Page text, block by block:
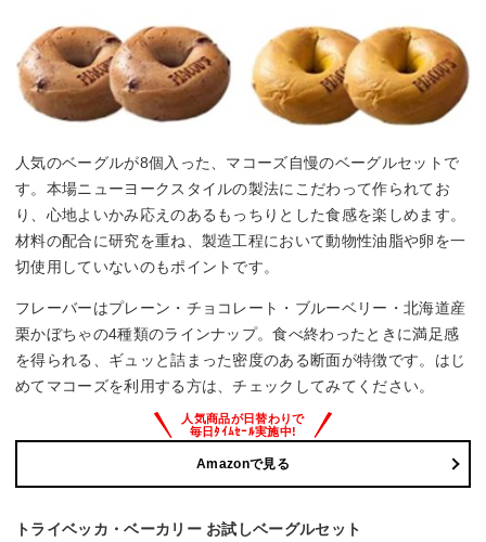
人気のベーグルが8個入った、マコーズ自慢のベーグルセットで
す。本場ニューヨークスタイルの製法にこだわって作られてお
り、心地よいかみ応えのあるもっちりとした食感を楽しめます。
材料の配合に研究を重ね、製造工程において動物性油脂や卵を一
切使用していないのもポイントです。
フレーバーはプレーン・チョコレート・ブルーベリー・北海道産
栗かぼちゃの4種類のラインナップ。食べ終わったときに満足感
を得られる、ギュッと詰まった密度のある断面が特徴です。はじ
めてマコーズを利用する方は、チェックしてみてください。
Amazonで見る
トライベッカ・ベーカリー お試しベーグルセット